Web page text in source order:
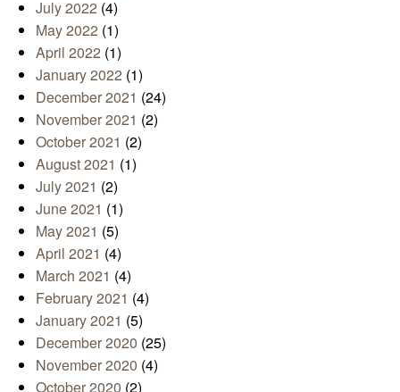
July 2022 (4)
May 2022 (1)
April 2022 (1)
January 2022 (1)
December 2021 (24)
November 2021 (2)
October 2021 (2)
August 2021 (1)
July 2021 (2)
June 2021 (1)
May 2021 (5)
April 2021 (4)
March 2021 (4)
February 2021 (4)
January 2021 (5)
December 2020 (25)
November 2020 (4)
October 2020 (2)